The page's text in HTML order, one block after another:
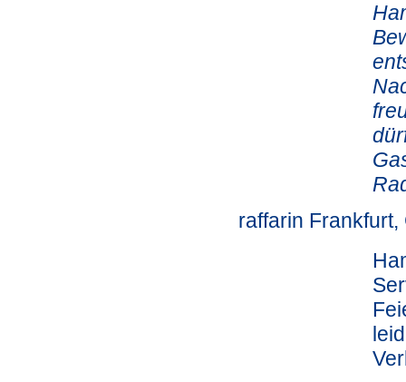
raffarin Frankfurt,